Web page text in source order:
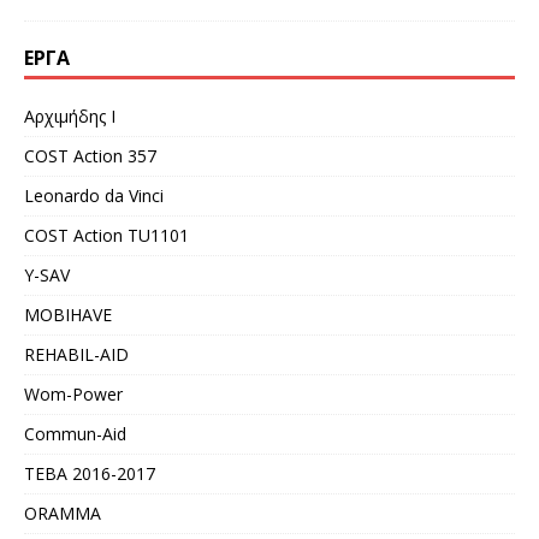
ΈΡΓΑ
Αρχιμήδης Ι
COST Action 357
Leonardo da Vinci
COST Action TU1101
Y-SAV
MOBIHAVE
REHABIL-AID
Wom-Power
Commun-Aid
ΤΕΒΑ 2016-2017
ORAMMA